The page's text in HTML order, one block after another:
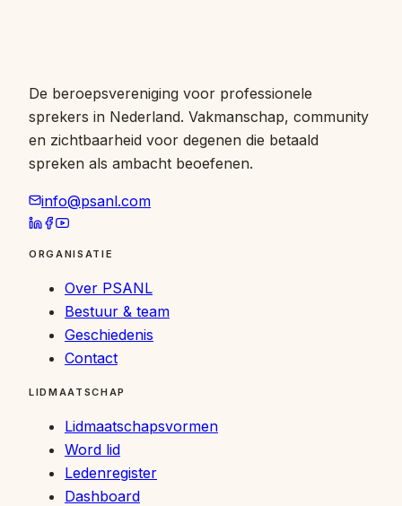
De beroepsvereniging voor professionele
sprekers in Nederland. Vakmanschap, community
en zichtbaarheid voor degenen die betaald
spreken als ambacht beoefenen.
info@psanl.com
ORGANISATIE
Over PSANL
Bestuur & team
Geschiedenis
Contact
LIDMAATSCHAP
Lidmaatschapsvormen
Word lid
Ledenregister
Dashboard